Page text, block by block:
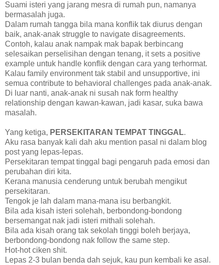
Suami isteri yang jarang mesra di rumah pun, namanya
bermasalah juga.
Dalam rumah tangga bila mana konflik tak diurus dengan
baik, anak-anak struggle to navigate disagreements.
Contoh, kalau anak nampak mak bapak berbincang
selesaikan perselisihan dengan tenang, it sets a positive
example untuk handle konflik dengan cara yang terhormat.
Kalau family environment tak stabil and unsupportive, ini
semua contribute to behavioral challenges pada anak-anak.
Di luar nanti, anak-anak ni susah nak form healthy
relationship dengan kawan-kawan, jadi kasar, suka bawa
masalah.
Yang ketiga, PERSEKITARAN TEMPAT TINGGAL.
Aku rasa banyak kali dah aku mention pasal ni dalam blog
post yang lepas-lepas.
Persekitaran tempat tinggal bagi pengaruh pada emosi dan
perubahan diri kita.
Kerana manusia cenderung untuk berubah mengikut
persekitaran.
Tengok je lah dalam mana-mana isu berbangkit.
Bila ada kisah isteri solehah, berbondong-bondong
bersemangat nak jadi isteri mithali solehah.
Bila ada kisah orang tak sekolah tinggi boleh berjaya,
berbondong-bondong nak follow the same step.
Hot-hot ciken shit.
Lepas 2-3 bulan benda dah sejuk, kau pun kembali ke asal.